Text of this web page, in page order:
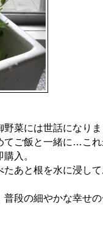
野菜には世話になり
てご飯と一緒に…こ
入。
たあと根を水に浸し
普段の細やかな幸せ